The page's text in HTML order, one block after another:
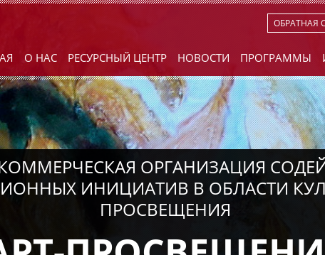
ОБРАТНАЯ
О НАС РЕСУРСНЫЙ ЦЕНТР НОВОСТИ ПРОГРАММЫ
ОРГАНИЗАЦИЯ
ИНИЦИАТИВ В ОБЛАСТИ
ПРОСВЕЩЕНИЯ